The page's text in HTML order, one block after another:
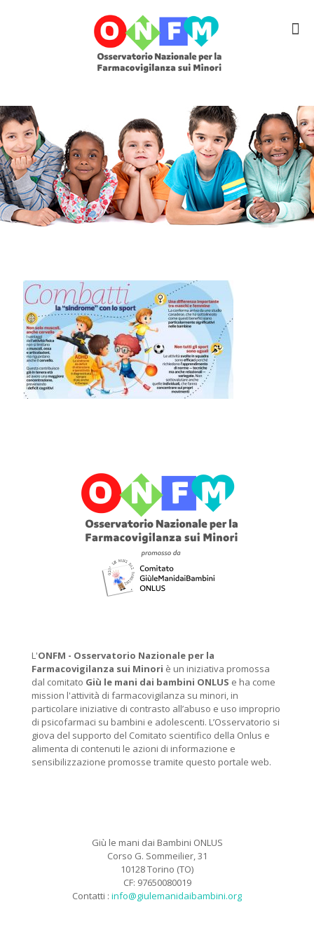
L'ONFM - Osservatorio Nazionale per la
Farmacovigilanza sui Minori è un iniziativa promossa
dal comitato Giù le mani dai bambini ONLUS e ha come
mission l'attività di farmacovigilanza su minori, in
particolare iniziative di contrasto all’abuso e uso improprio
di psicofarmaci su bambini e adolescenti. L’Osservatorio si
giova del supporto del Comitato scientifico della Onlus e
alimenta di contenuti le azioni di informazione e
sensibilizzazione promosse tramite questo portale web.
Giù le mani dai Bambini ONLUS
Corso G. Sommeilier, 31
10128 Torino (TO)
CF: 97650080019
Contatti : info@giulemanidaibambini.org